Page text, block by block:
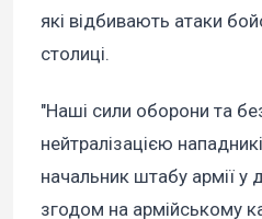
які відбивають атаки
столиці.
"Наші сили оборони та
нейтралізацією
начальник штабу армії у
згодом на армійському